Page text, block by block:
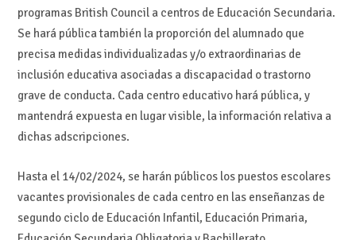
programas British Council a centros de Educación Secundaria.
Se hará pública también la proporción del alumnado que
precisa medidas individualizadas y/o extraordinarias de
inclusión educativa asociadas a discapacidad o trastorno
grave de conducta. Cada centro educativo hará pública, y
mantendrá expuesta en lugar visible, la información relativa a
dichas adscripciones.
Hasta el 14/02/2024, se harán públicos los puestos escolares
vacantes provisionales de cada centro en las enseñanzas de
segundo ciclo de Educación Infantil, Educación Primaria,